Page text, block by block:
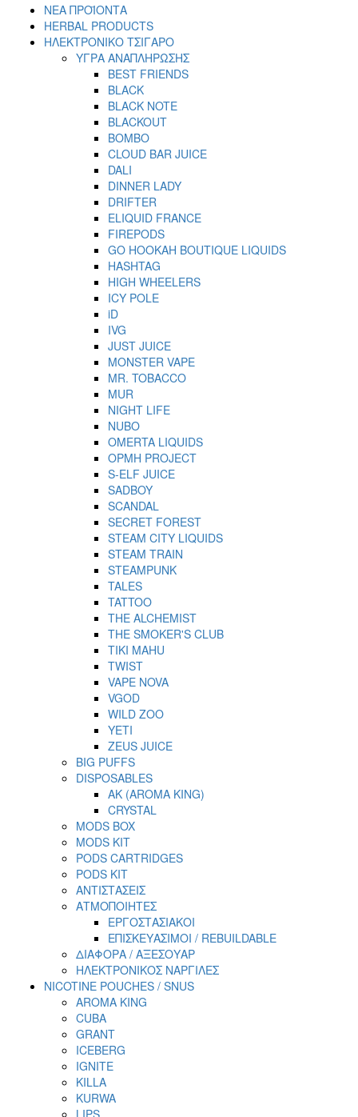
ΝΕΑ ΠΡΟΪΟΝΤΑ
HERBAL PRODUCTS
ΗΛΕΚΤΡΟΝΙΚΟ ΤΣΙΓΑΡΟ
ΥΓΡΑ ΑΝΑΠΛΗΡΩΣΗΣ
BEST FRIENDS
BLACK
BLACK NOTE
BLACKOUT
BOMBO
CLOUD BAR JUICE
DALI
DINNER LADY
DRIFTER
ELIQUID FRANCE
FIREPODS
GO HOOKAH BOUTIQUE LIQUIDS
HASHTAG
HIGH WHEELERS
ICY POLE
iD
IVG
JUST JUICE
MONSTER VAPE
MR. TOBACCO
MUR
NIGHT LIFE
NUBO
OMERTA LIQUIDS
OPMH PROJECT
S-ELF JUICE
SADBOY
SCANDAL
SECRET FOREST
STEAM CITY LIQUIDS
STEAM TRAIN
STEAMPUNK
TALES
TATTOO
THE ALCHEMIST
THE SMOKER'S CLUB
TIKI MAHU
TWIST
VAPE NOVA
VGOD
WILD ZOO
YETI
ZEUS JUICE
BIG PUFFS
DISPOSABLES
AK (AROMA KING)
CRYSTAL
MODS BOX
MODS KIT
PODS CARTRIDGES
PODS KIT
ΑΝΤΙΣΤΑΣΕΙΣ
ΑΤΜΟΠΟΙΗΤΕΣ
ΕΡΓΟΣΤΑΣΙΑΚΟΙ
ΕΠΙΣΚΕΥΑΣΙΜΟΙ / REBUILDABLE
ΔΙΑΦΟΡΑ / ΑΞΕΣΟΥΑΡ
ΗΛΕΚΤΡΟΝΙΚΟΣ ΝΑΡΓΙΛΕΣ
NICOTINE POUCHES / SNUS
AROMA KING
CUBA
GRANT
ICEBERG
IGNITE
KILLA
KURWA
LIPS